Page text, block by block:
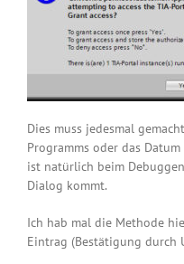
Dies muss jedesmal
Programms oder das
ist natürlich beim
Dialog kommt.
Ich hab mal die Methode
Eintrag (Bestätigung durch